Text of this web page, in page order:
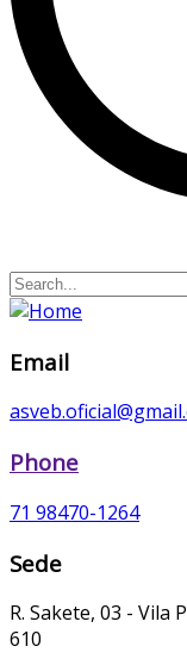
Email
Phone
71 98470-1264
Sede
R. Sakete, 03 - Vila
610